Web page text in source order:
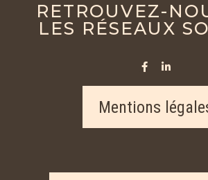
RETROUVEZ-
LES RÉSEAUX
Mentions